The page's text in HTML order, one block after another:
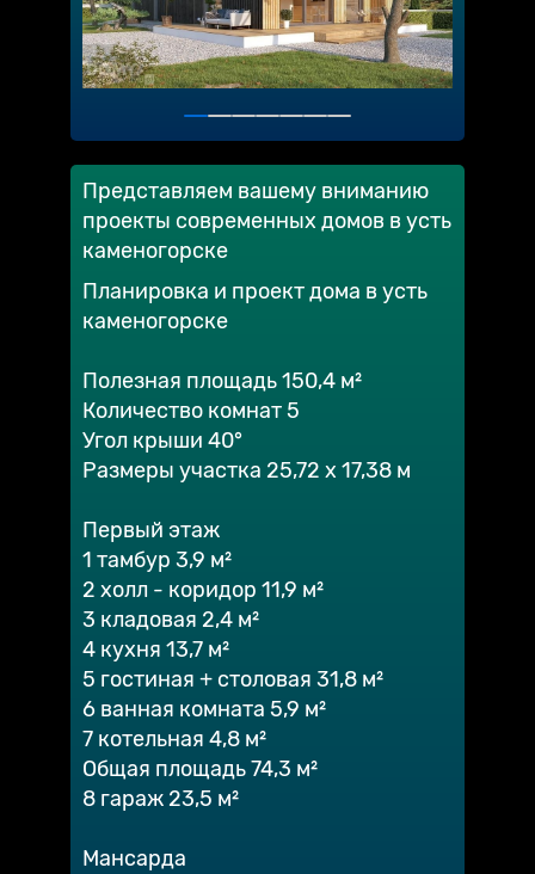
Представляем вашему вниманию
проекты современных домов в усть
каменогорске
Планировка и проект дома в усть
каменогорске
Полезная площадь 150,4 м²
Количество комнат 5
Угол крыши 40°
Размеры участка 25,72 х 17,38 м
Первый этаж
1 тамбур 3,9 м²
2 холл - коридор 11,9 м²
3 кладовая 2,4 м²
4 кухня 13,7 м²
5 гостиная + столовая 31,8 м²
6 ванная комната 5,9 м²
7 котельная 4,8 м²
Общая площадь 74,3 м²
8 гараж 23,5 м²
Мансарда